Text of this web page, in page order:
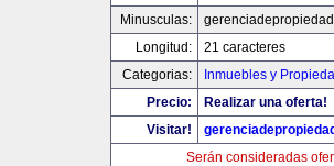
Minusculas:
Longitud:
21 caracteres
Categorias:
Inmuebles y
Precio:
Realizar una oferta!
Visitar!
Serán consideradas